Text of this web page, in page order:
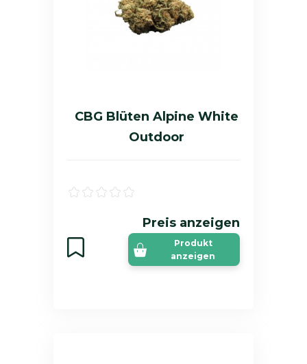
CBG Blüten Alpine White
Outdoor
Preis anzeigen
Produkt
anzeigen